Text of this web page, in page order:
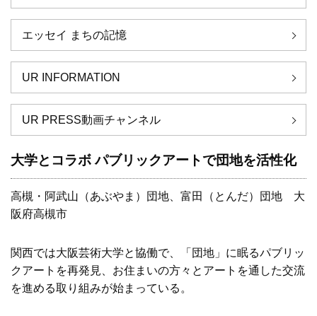
エッセイ まちの記憶
UR INFORMATION
UR PRESS動画チャンネル
大学とコラボ パブリックアートで団地を活性化
高槻・阿武山（あぶやま）団地、富田（とんだ）団地 大
阪府高槻市
関西では大阪芸術大学と協働で、「団地」に眠るパブリッ
クアートを再発見、お住まいの方々とアートを通した交流
を進める取り組みが始まっている。